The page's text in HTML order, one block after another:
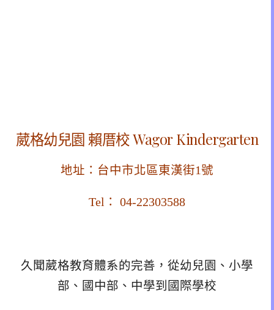
葳格幼兒園 賴厝校Wagor Kindergarten
地址：台中市北區東漢街1號
Tel： 04-22303588
久聞葳格教育體系的完善，從幼兒園、小學
部、國中部、中學到國際學校